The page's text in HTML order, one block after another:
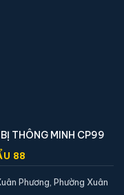
THÔNG MINH CP99
88
Phương, Phường Xuân